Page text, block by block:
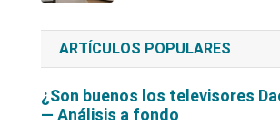
ARTÍCULOS POPULARES
¿Son buenos los televisores
— Análisis a fondo